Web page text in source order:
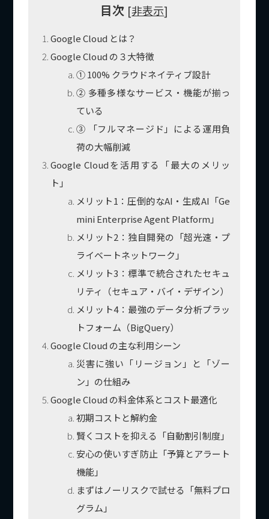
目次 [非表示]
Google Cloud とは？
Google Cloud の３大特徴
① 100% クラウドネイティブ設計
② 多種多様なサービス・機能が揃っ
ている
③ 「フルマネージド」による運用負
荷の大幅削減
Google Cloudを活用する「最大のメリッ
ト」
メリット1：圧倒的なAI・生成AI「Ge
mini Enterprise Agent Platform」
メリット2：独自開発の「超光速・プ
ライベートネットワーク」
メリット3：標準で統合されたセキュ
リティ（セキュア・バイ・デザイン）
メリット4：最強のデータ分析プラッ
トフォーム（BigQuery）
Google Cloud の主な利用シーン
災害に強い「リージョン」と「ゾー
ン」の仕組み
Google Cloud の料金体系とコスト最適化
初期コストと解約金
賢くコストを抑える「自動割引制度」
安心の使いすぎ防止「予算とアラート
機能」
まずはノーリスクで試せる「無料プロ
グラム」